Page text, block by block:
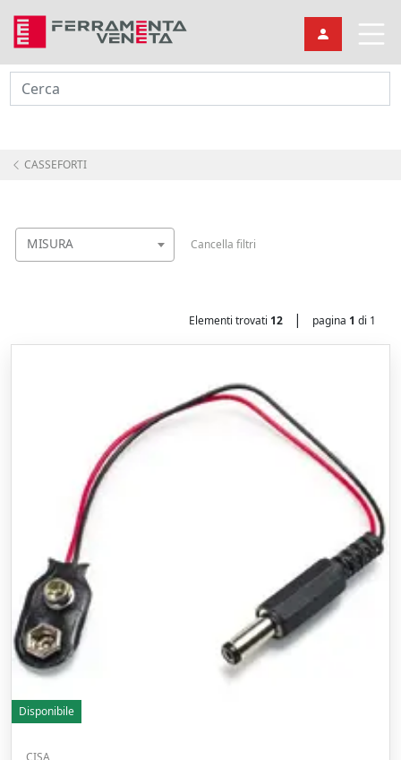
Cerca
CASSEFORTI
MISURA Cancella filtri
Elementi trovati 12 | pagina 1 di 1
Disponibile
CISA